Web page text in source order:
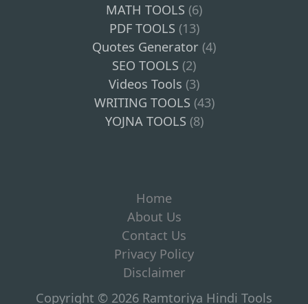
MATH TOOLS (6)
PDF TOOLS (13)
Quotes Generator (4)
SEO TOOLS (2)
Videos Tools (3)
WRITING TOOLS (43)
YOJNA TOOLS (8)
Home
About Us
Contact Us
Privacy Policy
Disclaimer
Copyright © 2026 Ramtoriya Hindi Tools